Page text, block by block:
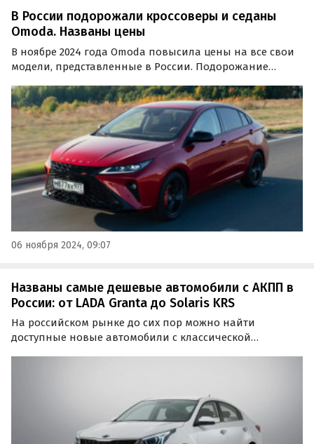
В России подорожали кроссоверы и седаны
Omoda. Названы цены
В ноябре 2024 года Omoda повысила цены на все свои
модели, представленные в России. Подорожание
комплектации.
06 ноября 2024, 09:07
Названы самые дешевые автомобили с АКПП в
России: от LADA Granta до Solaris KRS
На российском рынке до сих пор можно найти
доступные новые автомобили с классической